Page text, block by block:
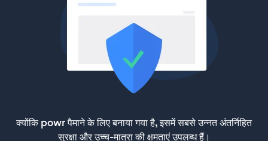
क्योंकि powr पैमाने के लिए बनाया गया है, इसमें सबसे उन्नत अंतर्निहित
सुरक्षा और उच्च-मात्रा की क्षमताएं उपलब्ध हैं।